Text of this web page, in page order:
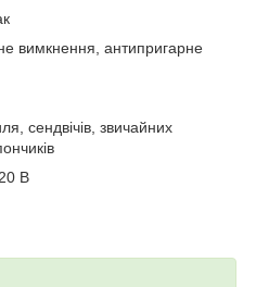
вимкнення, антипригарне
сендвічів, звичайних
В